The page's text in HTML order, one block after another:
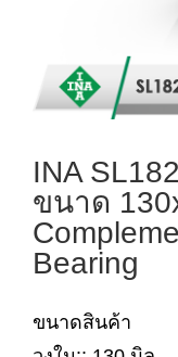
INA
ขนาด
Bearing
ขนาดสินค้า